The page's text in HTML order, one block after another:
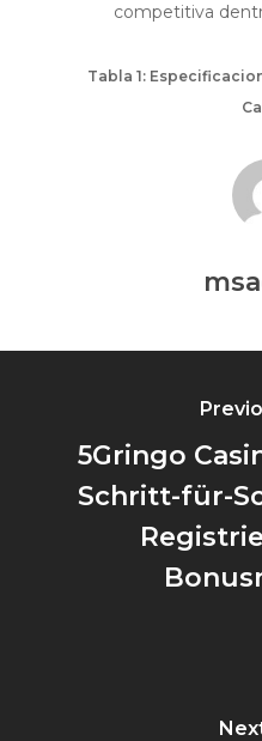
Tabla 1:
competitiva
5Gringo
Schritt-für-